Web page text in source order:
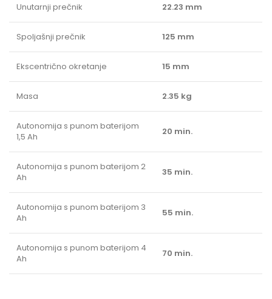
Unutarnji prečnik 22.23 mm
Spoljašnji prečnik 125 mm
Ekscentrično okretanje 15 mm
Masa 2.35 kg
Autonomija s punom baterijom
1,5 Ah
20 min.
Autonomija s punom baterijom 2
Ah
35 min.
Autonomija s punom baterijom 3
Ah
55 min.
Autonomija s punom baterijom 4
Ah
70 min.